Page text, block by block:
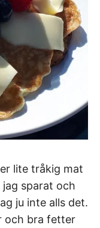
lite tråkig mat
jag sparat och
ju inte alls det.
och bra fetter